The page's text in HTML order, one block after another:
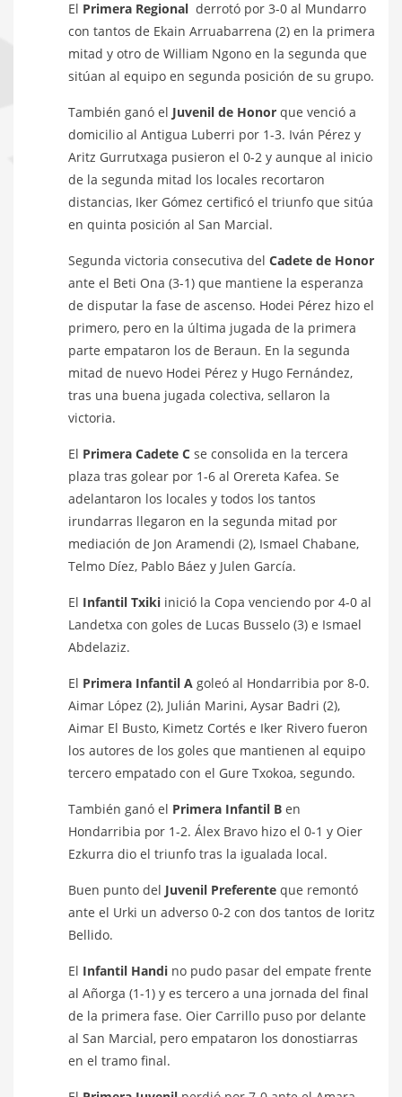
El Primera Regional derrotó por 3-0 al Mundarro
con tantos de Ekain Arruabarrena (2) en la primera
mitad y otro de William Ngono en la segunda que
sitúan al equipo en segunda posición de su grupo.
También ganó el Juvenil de Honor que venció a
domicilio al Antigua Luberri por 1-3. Iván Pérez y
Aritz Gurrutxaga pusieron el 0-2 y aunque al inicio
de la segunda mitad los locales recortaron
distancias, Iker Gómez certificó el triunfo que sitúa
en quinta posición al San Marcial.
Segunda victoria consecutiva del Cadete de Honor
ante el Beti Ona (3-1) que mantiene la esperanza
de disputar la fase de ascenso. Hodei Pérez hizo el
primero, pero en la última jugada de la primera
parte empataron los de Beraun. En la segunda
mitad de nuevo Hodei Pérez y Hugo Fernández,
tras una buena jugada colectiva, sellaron la
victoria.
El Primera Cadete C se consolida en la tercera
plaza tras golear por 1-6 al Orereta Kafea. Se
adelantaron los locales y todos los tantos
irundarras llegaron en la segunda mitad por
mediación de Jon Aramendi (2), Ismael Chabane,
Telmo Díez, Pablo Báez y Julen García.
El Infantil Txiki inició la Copa venciendo por 4-0 al
Landetxa con goles de Lucas Busselo (3) e Ismael
Abdelaziz.
El Primera Infantil A goleó al Hondarribia por 8-0.
Aimar López (2), Julián Marini, Aysar Badri (2),
Aimar El Busto, Kimetz Cortés e Iker Rivero fueron
los autores de los goles que mantienen al equipo
tercero empatado con el Gure Txokoa, segundo.
También ganó el Primera Infantil B en
Hondarribia por 1-2. Álex Bravo hizo el 0-1 y Oier
Ezkurra dio el triunfo tras la igualada local.
Buen punto del Juvenil Preferente que remontó
ante el Urki un adverso 0-2 con dos tantos de Ioritz
Bellido.
El Infantil Handi no pudo pasar del empate frente
al Añorga (1-1) y es tercero a una jornada del final
de la primera fase. Oier Carrillo puso por delante
al San Marcial, pero empataron los donostiarras
en el tramo final.